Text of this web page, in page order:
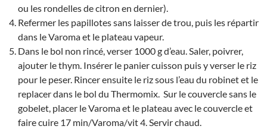
ou les rondelles de citron en dernier).
Refermer les papillotes sans laisser de trou, puis les répartir
dans le Varoma et le plateau vapeur.
Dans le bol non rincé, verser 1000 g d’eau. Saler, poivrer,
ajouter le thym. Insérer le panier cuisson puis y verser le riz
pour le peser. Rincer ensuite le riz sous l’eau du robinet et le
replacer dans le bol du Thermomix. Sur le couvercle sans le
gobelet, placer le Varoma et le plateau avec le couvercle et
faire cuire 17 min/Varoma/vit 4. Servir chaud.